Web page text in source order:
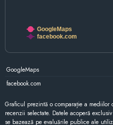
GoogleMaps
facebook.com
GoogleMaps
facebook.com
Graficul prezintă o comparație a
recenzii selectate. Datele acoperă
se bazează pe evaluările publice ale